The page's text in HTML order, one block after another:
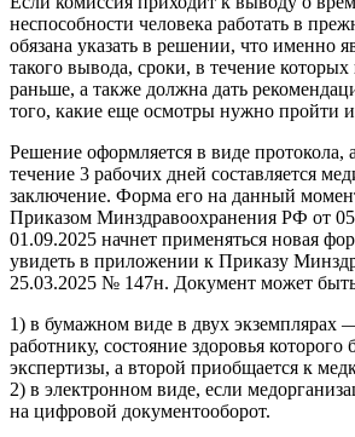
неспособности человека работать в
обязана указать в решении, что именно
такого вывода, сроки, в течение которых
раньше, а также должна дать
того, какие еще осмотры нужно пройти и
Решение оформляется в виде протокола,
течение 3 рабочих дней составляется
заключение. Форма его на данный
Приказом Минздравоохранения РФ от
01.09.2025 начнет применяться новая
увидеть в приложении к Приказу
25.03.2025 № 147н. Документ может
1) в бумажном виде в двух экземплярах
работнику, состояние здоровья
экспертизы, а второй приобщается к
2) в электронном виде, если
на цифровой документооборот.